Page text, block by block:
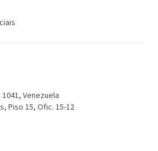
Venezuela
Piso 15, Ofic. 15-12